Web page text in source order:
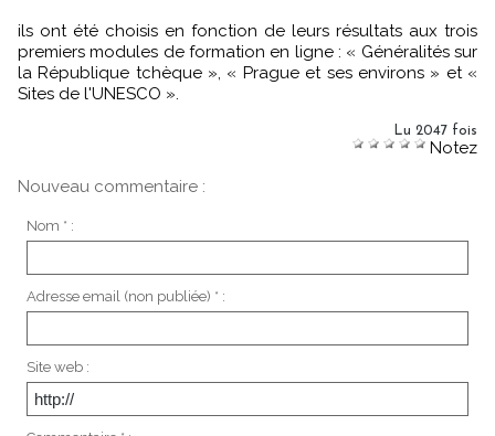
ils ont été choisis en fonction de leurs résultats aux trois
premiers modules de formation en ligne : « Généralités sur
la République tchèque », « Prague et ses environs » et «
Sites de l'UNESCO ».
Lu 2047 fois
Notez
Nouveau commentaire :
Nom * :
Adresse email (non publiée) * :
Site web :